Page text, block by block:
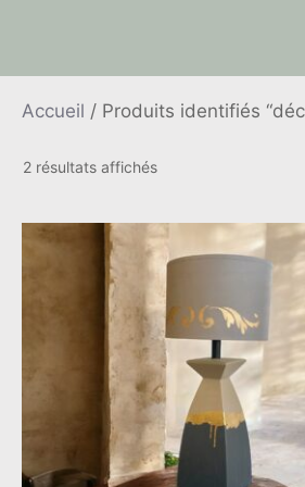
Accueil / Produits identifiés
2 résultats affichésTrié
récent
au
plus
ancien